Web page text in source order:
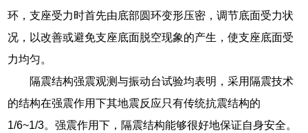
环，支座受力时首先由底部圆环变形压密，调节底面受力状
况，以改善或避免支座底面脱空现象的产生，使支座底面受
力均匀。
隔震结构强震观测与振动台试验均表明，采用隔震技术
的结构在强震作用下其地震反应只有传统抗震结构的
1/6~1/3。强震作用下，隔震结构能够很好地保证自身安全。